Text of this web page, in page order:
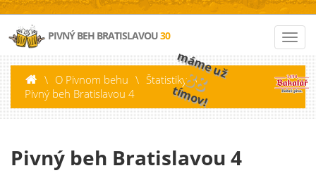
PIVNÝ BEH BRATISLAVOU30
\ O Pivnom behu \ Štatistiky \
Pivný beh Bratislavou 4
máme už
88
tímov!
Pivný beh Bratislavou 4